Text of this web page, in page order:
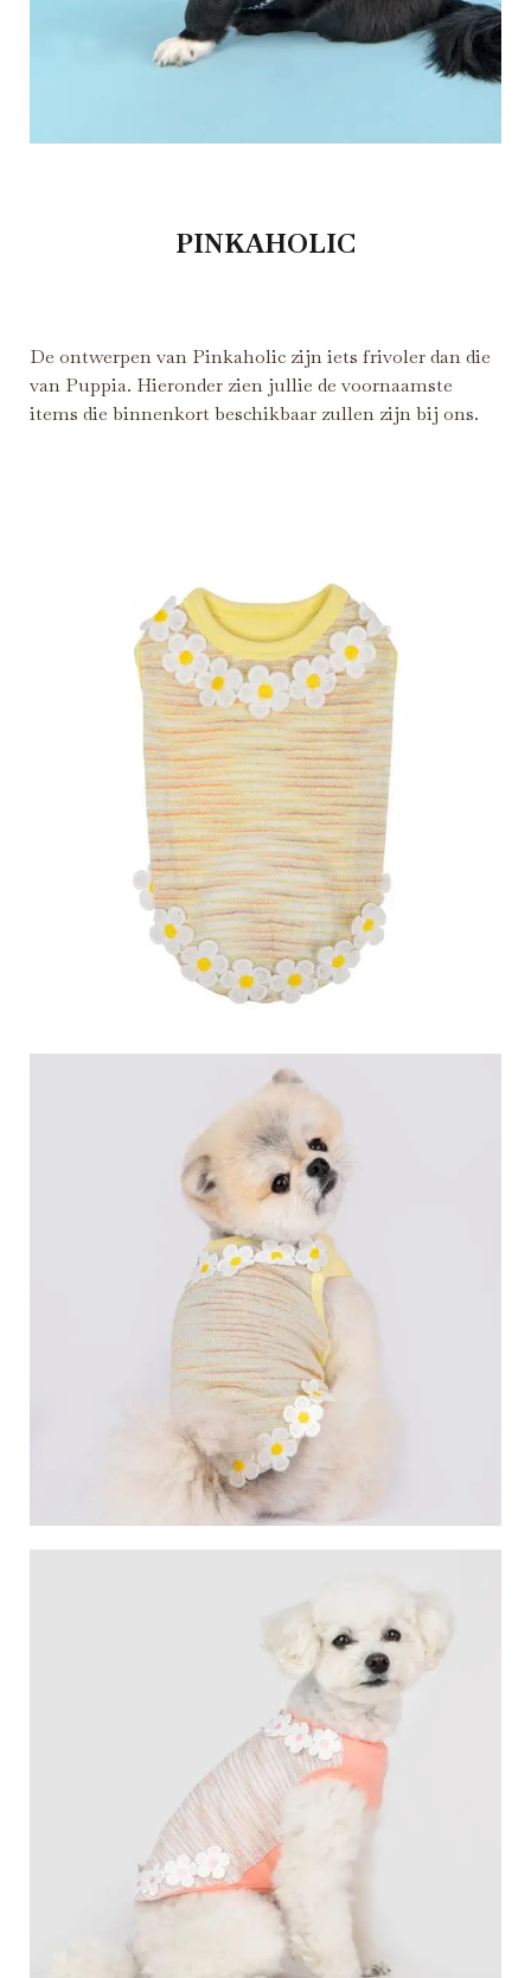
PINKAHOLIC
De ontwerpen van Pinkaholic zijn iets frivoler dan die
van Puppia. Hieronder zien jullie de voornaamste
items die binnenkort beschikbaar zullen zijn bij ons.